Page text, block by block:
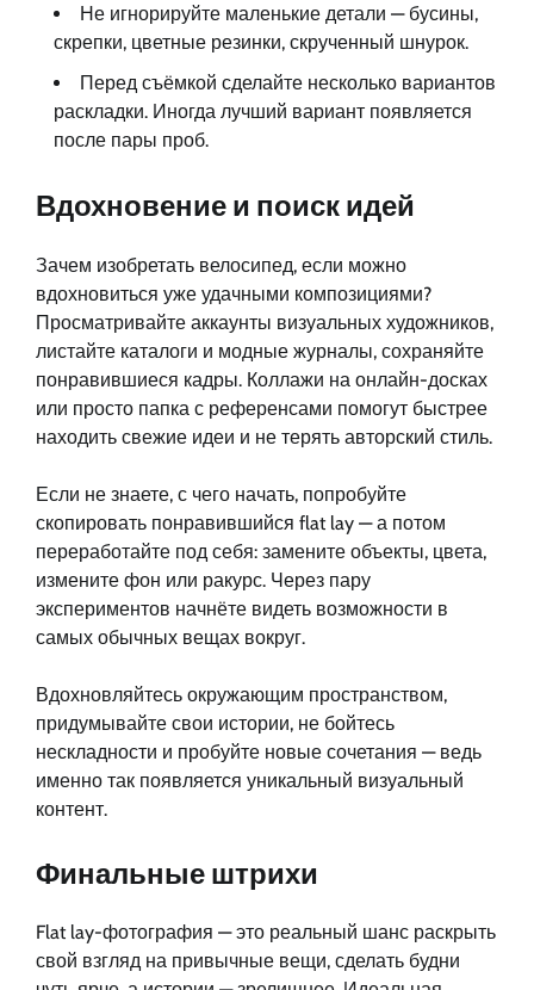
Не игнорируйте маленькие детали — бусины,
скрепки, цветные резинки, скрученный шнурок.
Перед съёмкой сделайте несколько вариантов
раскладки. Иногда лучший вариант появляется
после пары проб.
Вдохновение и поиск идей
Зачем изобретать велосипед, если можно
вдохновиться уже удачными композициями?
Просматривайте аккаунты визуальных художников,
листайте каталоги и модные журналы, сохраняйте
понравившиеся кадры. Коллажи на онлайн-досках
или просто папка с референсами помогут быстрее
находить свежие идеи и не терять авторский стиль.
Если не знаете, с чего начать, попробуйте
скопировать понравившийся flat lay — а потом
переработайте под себя: замените объекты, цвета,
измените фон или ракурс. Через пару
экспериментов начнёте видеть возможности в
самых обычных вещах вокруг.
Вдохновляйтесь окружающим пространством,
придумывайте свои истории, не бойтесь
нескладности и пробуйте новые сочетания — ведь
именно так появляется уникальный визуальный
контент.
Финальные штрихи
Flat lay-фотография — это реальный шанс раскрыть
свой взгляд на привычные вещи, сделать будни